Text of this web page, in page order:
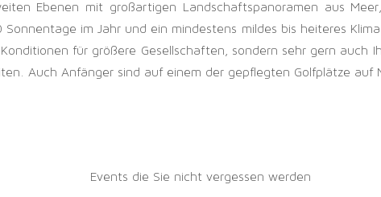
Ebenen mit großartigen Landschaftspanoramen aus
im Jahr und ein mindestens mildes bis heiteres
für größere Gesellschaften, sondern sehr gern auch
Auch Anfänger sind auf einem der gepflegten Golfplätze auf
Events die Sie nicht vergessen werden